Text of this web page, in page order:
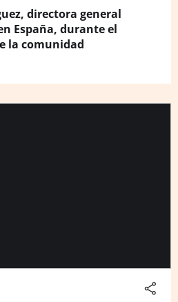
directora general
España, durante el
la comunidad